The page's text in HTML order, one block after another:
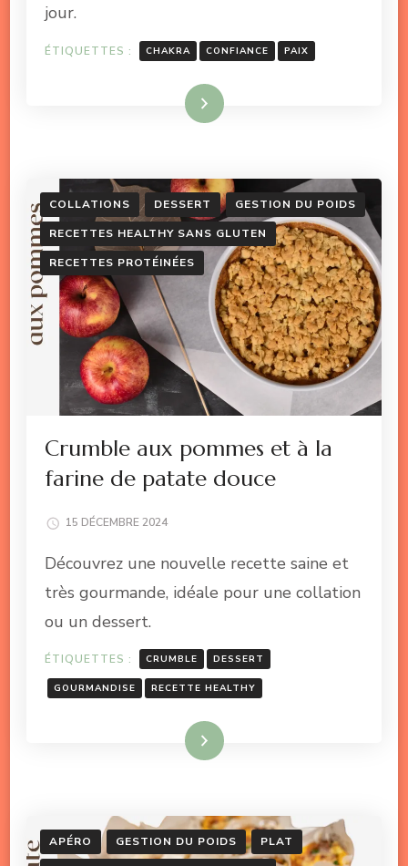
jour.
ÉTIQUETTES : CHAKRA CONFIANCE PAIX
Lire la suite
COLLATIONS DESSERT
GESTION DU POIDS
RECETTES HEALTHY SANS GLUTEN
RECETTES PROTÉINÉES
Crumble aux pommes et à la
farine de patate douce
15 DÉCEMBRE 2024
Découvrez une nouvelle recette saine et
très gourmande, idéale pour une collation
ou un dessert.
ÉTIQUETTES : CRUMBLE DESSERT
GOURMANDISE RECETTE HEALTHY
Lire la suite
APÉRO GESTION DU POIDS
PLAT